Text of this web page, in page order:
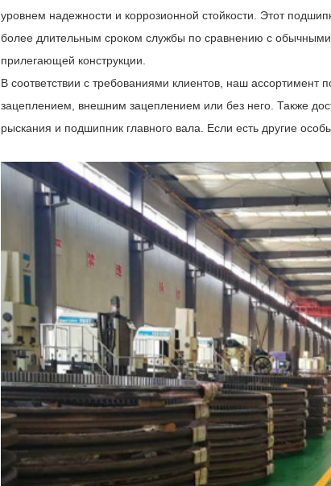
уровнем надежности и коррозионной стойкости. Этот
более длительным сроком службы по сравнению с
прилегающей конструкции.
В соответствии с требованиями клиентов, наш ассортимент
зацеплением, внешним зацеплением или без него. Также
рыскания и подшипник главного вала. Если есть другие